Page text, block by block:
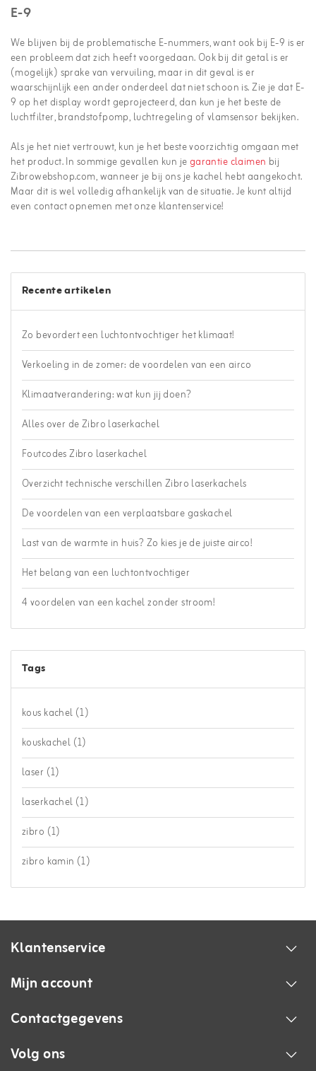
E-9
We blijven bij de problematische E-nummers, want ook bij E-9 is er
een probleem dat zich heeft voorgedaan. Ook bij dit getal is er
(mogelijk) sprake van vervuiling, maar in dit geval is er
waarschijnlijk een ander onderdeel dat niet schoon is. Zie je dat E-
9 op het display wordt geprojecteerd, dan kun je het beste de
luchtfilter, brandstofpomp, luchtregeling of vlamsensor bekijken.
Als je het niet vertrouwt, kun je het beste voorzichtig omgaan met
het product. In sommige gevallen kun jegarantie claimen bij
Zibrowebshop.com, wanneer je bij ons je kachel hebt aangekocht.
Maar dit is wel volledig afhankelijk van de situatie. Je kunt altijd
even contact opnemen met onze klantenservice!
Recente artikelen
Zo bevordert een luchtontvochtiger het klimaat!
Verkoeling in de zomer: de voordelen van een airco
Klimaatverandering: wat kun jij doen?
Alles over de Zibro laserkachel
Foutcodes Zibro laserkachel
Overzicht technische verschillen Zibro laserkachels
De voordelen van een verplaatsbare gaskachel
Last van de warmte in huis? Zo kies je de juiste airco!
Het belang van een luchtontvochtiger
4 voordelen van een kachel zonder stroom!
Tags
kous kachel (1)
kouskachel (1)
laser (1)
laserkachel (1)
zibro (1)
zibro kamin (1)
Klantenservice
Mijn account
Contactgegevens
Volg ons